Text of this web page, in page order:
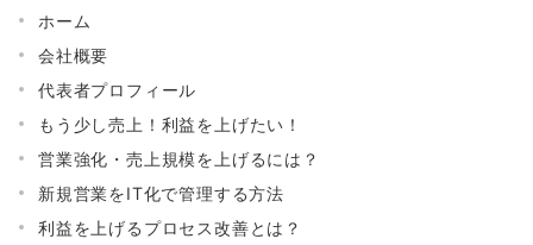
ホーム
会社概要
代表者プロフィール
もう少し売上！利益を上げたい！
営業強化・売上規模を上げるには？
新規営業をIT化で管理する方法
利益を上げるプロセス改善とは？